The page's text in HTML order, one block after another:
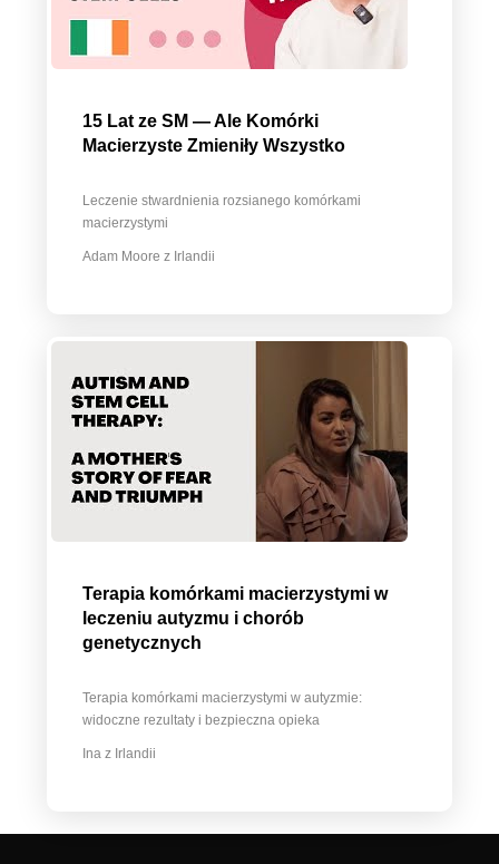
15 Lat ze SM — Ale Komórki
Macierzyste Zmieniły Wszystko
Leczenie stwardnienia rozsianego komórkami
macierzystymi
Adam Moore z Irlandii
Terapia komórkami macierzystymi w
leczeniu autyzmu i chorób
genetycznych
Terapia komórkami macierzystymi w autyzmie:
widoczne rezultaty i bezpieczna opieka
Ina z Irlandii